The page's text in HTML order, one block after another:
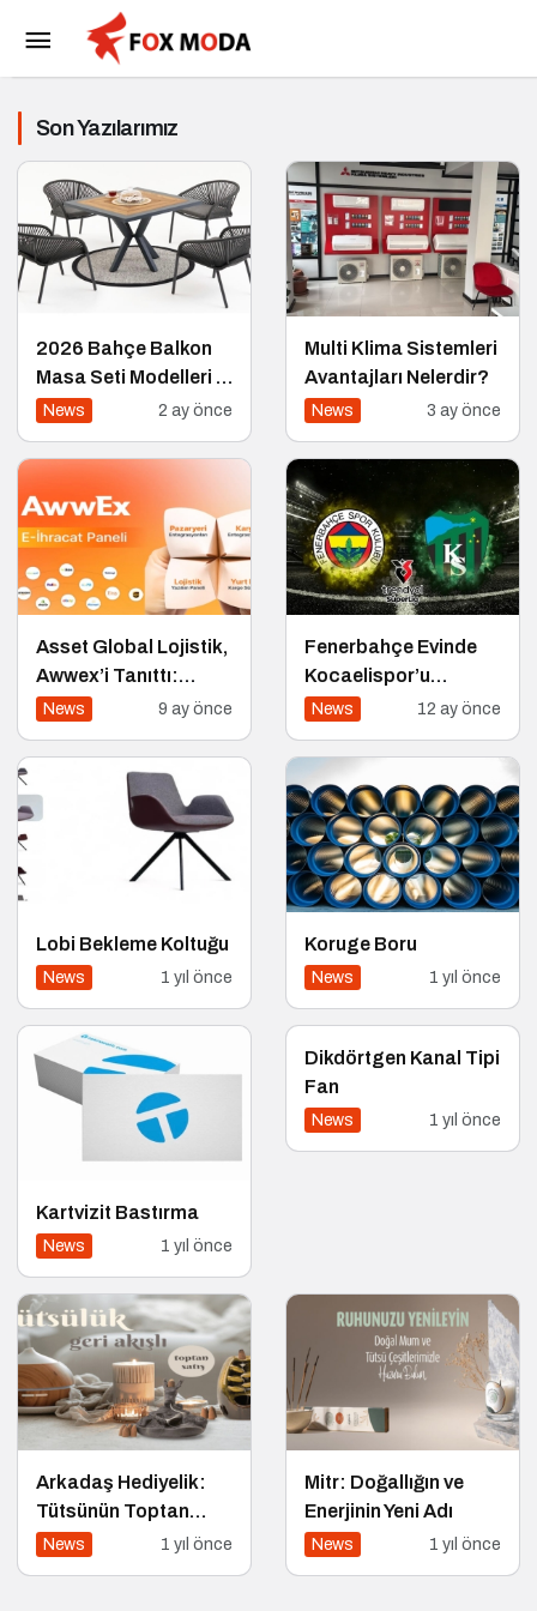
Son Yazılarımız
2026 Bahçe Balkon
Masa Seti Modelleri |
Divona Home
News 2 ay önce
Multi Klima Sistemleri
Avantajları Nelerdir?
News 3 ay önce
Asset Global Lojistik,
Awwex’i Tanıttı:
Global Pazaryeri
Lojistik Paneli
News 9 ay önce
Fenerbahçe Evinde
Kocaelispor’u
Ağırlıyor
News 12 ay önce
Lobi Bekleme Koltuğu
News 1 yıl önce
Koruge Boru
News 1 yıl önce
Kartvizit Bastırma
News 1 yıl önce
Dikdörtgen Kanal Tipi
Fan
News 1 yıl önce
Arkadaş Hediyelik:
Tütsünün Toptan
Adresi
News 1 yıl önce
Mitr: Doğallığın ve
Enerjinin Yeni Adı
News 1 yıl önce